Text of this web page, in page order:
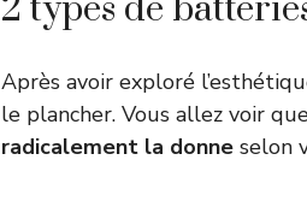
2 types de
Après avoir exploré
le plancher. Vous allez voir
radicalement la donne selon